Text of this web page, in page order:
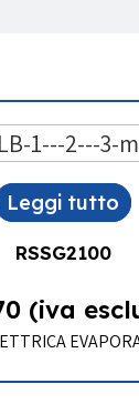
Leggi tutto
RSSG2100
(iva